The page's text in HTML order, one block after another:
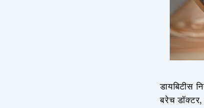
डायबिटीस
बरेच डॉक्टर,